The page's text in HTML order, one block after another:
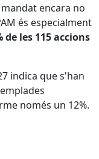
encara no
és especialment
les 115 accions
indica que s'han
només un 12%.